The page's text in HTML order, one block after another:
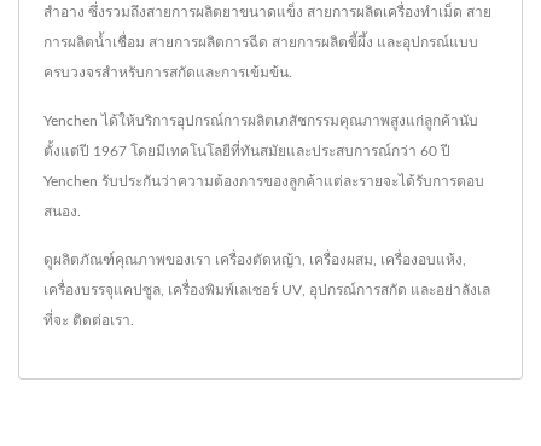
สำอาง ซึ่งรวมถึงสายการผลิตยาขนาดแข็ง สายการผลิตเครื่องทำเม็ด สาย
การผลิตน้ำเชื่อม สายการผลิตการฉีด สายการผลิตขี้ผึ้ง และอุปกรณ์แบบ
ครบวงจรสำหรับการสกัดและการเข้มข้น.
Yenchen ได้ให้บริการอุปกรณ์การผลิตเภสัชกรรมคุณภาพสูงแก่ลูกค้านับ
ตั้งแต่ปี 1967 โดยมีเทคโนโลยีที่ทันสมัยและประสบการณ์กว่า 60 ปี
Yenchen รับประกันว่าความต้องการของลูกค้าแต่ละรายจะได้รับการตอบ
สนอง.
ดูผลิตภัณฑ์คุณภาพของเรา เครื่องตัดหญ้า เครื่องผสม เครื่องอบแห้ง
เครื่องบรรจุแคปซูล เครื่องพิมพ์เลเซอร์ UV อุปกรณ์การสกัด และอย่าลังเล
ที่จะ ติดต่อเรา